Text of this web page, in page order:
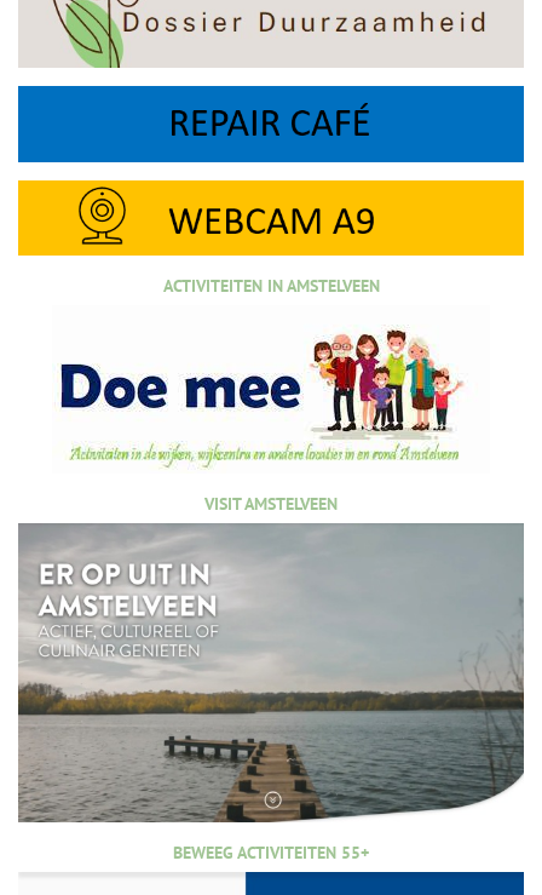
ACTIVITEITEN IN AMSTELVEEN
VISIT AMSTELVEEN
BEWEEG ACTIVITEITEN 55+